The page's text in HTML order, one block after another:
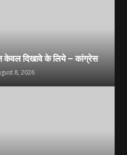
केवल दिखावे के लिये – कांग्रेस
8, 2026